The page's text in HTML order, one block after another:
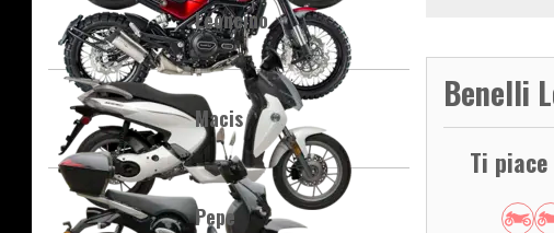
Leoncino
Macis
Pepe
Benelli
Ti